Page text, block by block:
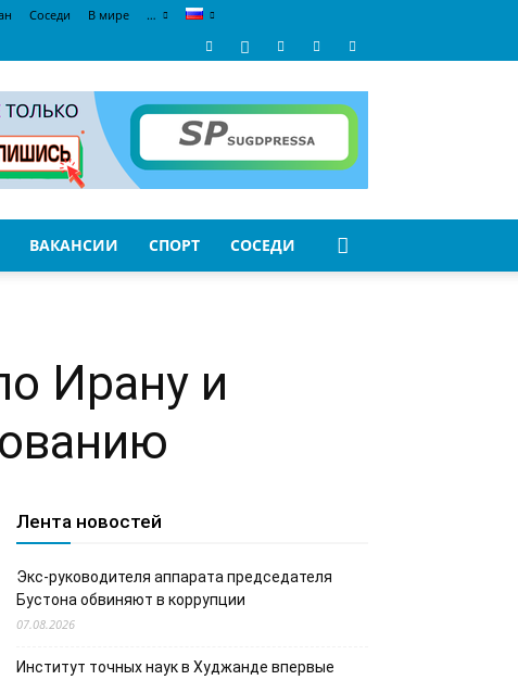
Соседи В мире …
ВАКАНСИИ СПОРТ СОСЕДИ
Ирану и
Лента новостей
Экс-руководителя аппарата председателя
Бустона обвиняют в коррупции
07.08.2026
Институт точных наук в Худжанде впервые